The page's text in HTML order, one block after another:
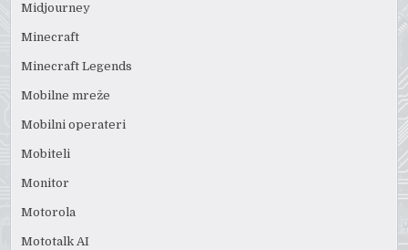
Midjourney
Minecraft
Minecraft Legends
Mobilne mreže
Mobilni operateri
Mobiteli
Monitor
Motorola
Mototalk AI